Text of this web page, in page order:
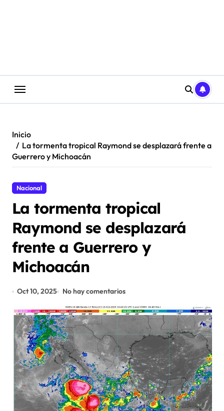
Inicio
La tormenta tropical Raymond se desplazará frente a
Guerrero y Michoacán
Nacional
La tormenta tropical
Raymond se desplazará
frente a Guerrero y
Michoacán
Oct 10, 2025 No hay comentarios